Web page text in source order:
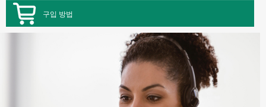
구입 방법